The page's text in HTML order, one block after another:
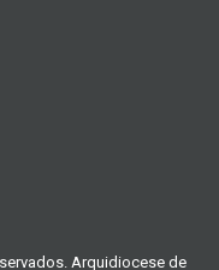
Arquidiocese de